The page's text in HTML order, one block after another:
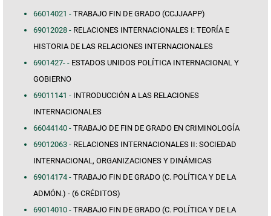
66014021 - TRABAJO FIN DE GRADO (CCJJAAPP)
69012028 - RELACIONES INTERNACIONALES I: TEORÍA E
HISTORIA DE LAS RELACIONES INTERNACIONALES
6901427- - ESTADOS UNIDOS POLÍTICA INTERNACIONAL Y
GOBIERNO
69011141 - INTRODUCCIÓN A LAS RELACIONES
INTERNACIONALES
66044140 - TRABAJO DE FIN DE GRADO EN CRIMINOLOGÍA
69012063 - RELACIONES INTERNACIONALES II: SOCIEDAD
INTERNACIONAL, ORGANIZACIONES Y DINÁMICAS
69014174 - TRABAJO FIN DE GRADO (C. POLÍTICA Y DE LA
ADMÓN.) - (6 CRÉDITOS)
69014010 - TRABAJO FIN DE GRADO (C. POLÍTICA Y DE LA